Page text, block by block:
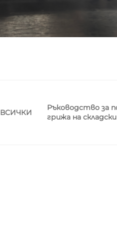
ВСИЧКИ
Ръководство за
грижа на